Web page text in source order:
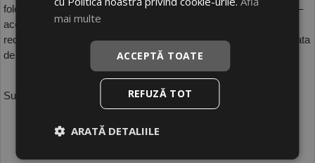
folosire. Acorda atentie, de asemenea, aliniamentului si presiunii –
acestea trebuie sa fie perfect echilibrate si sa nu depaseasca
recomandarile producatorului. Astfel, vei reusi sa prelungesti durata
de viata a anvelopelor tale si vei putea circula in siguranta.
Sursa foto: Pixabay.com
mai multe
ACCEPTĂ TOATE
REFUZĂ TOT
ARATĂ DETALIILE